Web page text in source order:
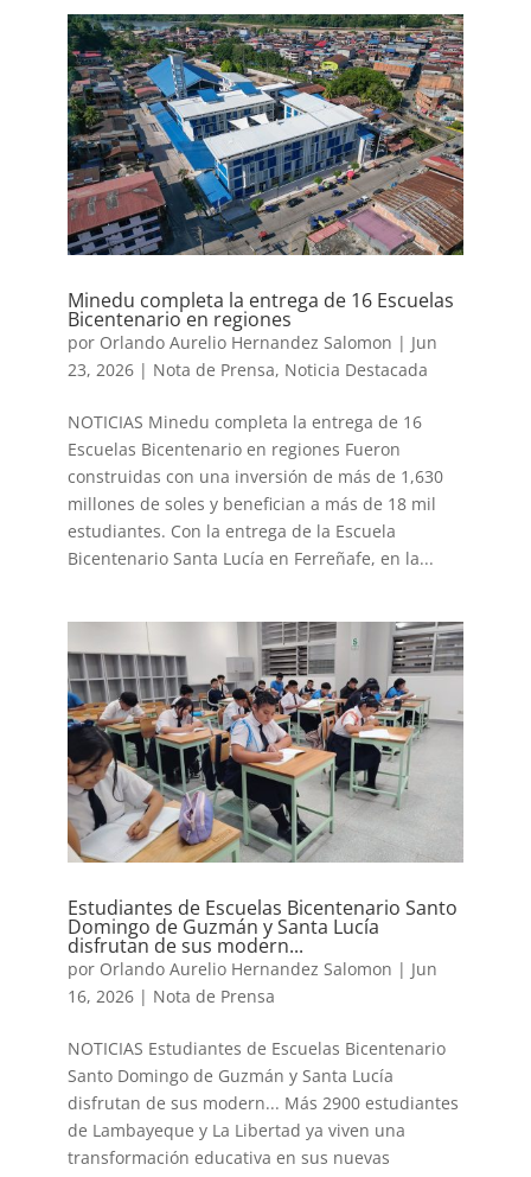
Minedu completa la entrega de 16 Escuelas
Bicentenario en regiones
por Orlando Aurelio Hernandez Salomon | Jun
23, 2026| Nota de Prensa, Noticia Destacada
NOTICIAS Minedu completa la entrega de 16
Escuelas Bicentenario en regiones Fueron
construidas con una inversión de más de 1,630
millones de soles y benefician a más de 18 mil
estudiantes. Con la entrega de la Escuela
Bicentenario Santa Lucía en Ferreñafe, en la...
Estudiantes de Escuelas Bicentenario Santo
Domingo de Guzmán y Santa Lucía
disfrutan de sus modern...
por Orlando Aurelio Hernandez Salomon | Jun
16, 2026| Nota de Prensa
NOTICIAS Estudiantes de Escuelas Bicentenario
Santo Domingo de Guzmán y Santa Lucía
disfrutan de sus modern... Más 2900 estudiantes
de Lambayeque y La Libertad ya viven una
transformación educativa en sus nuevas